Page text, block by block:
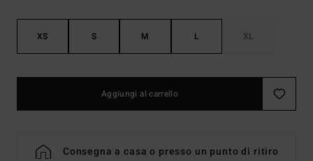
XS S M L XL
Aggiungi al carrello
Consegna a casa o presso un punto di ritiro